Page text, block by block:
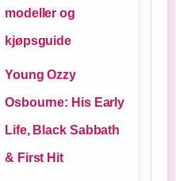
modeller og
kjøpsguide
Young Ozzy
Osbourne: His Early
Life, Black Sabbath
& First Hit